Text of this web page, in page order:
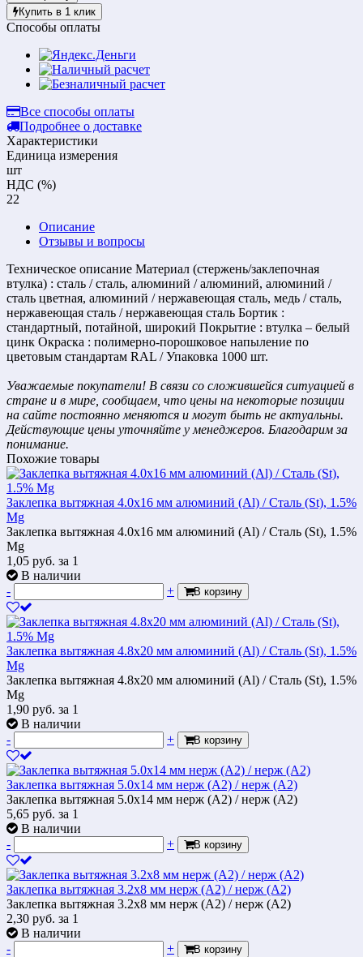
Купить в 1 клик
Способы оплаты
Все способы оплаты
Подробнее о доставке
Характеристики
Единица измерения
шт
НДС (%)
22
Описание
Отзывы и вопросы
Техническое описание Материал (стержень/заклепочная
втулка) : сталь / сталь, алюминий / алюминий, алюминий /
сталь цветная, алюминий / нержавеющая сталь, медь / сталь,
нержавеющая сталь / нержавеющая сталь Бортик :
стандартный, потайной, широкий Покрытие : втулка – белый
цинк Окраска : полимерно-порошковое напыление по
цветовым стандартам RAL / Упаковка 1000 шт.
Уважаемые покупатели! В связи со сложившейся ситуацией в
стране и в мире, сообщаем, что цены на некоторые позиции
на сайте постоянно меняются и могут быть не актуальны.
Действующие цены уточняйте у менеджеров. Благодарим за
понимание.
Похожие товары
Заклепка вытяжная 4.0х16 мм алюминий (Al) / Cталь (St), 1.5%
Mg
Заклепка вытяжная 4.0х16 мм алюминий (Al) / Cталь (St), 1.5%
Mg
1,05 руб. за 1
В наличии
-
+ В корзину
Заклепка вытяжная 4.8х20 мм алюминий (Al) / Cталь (St), 1.5%
Mg
Заклепка вытяжная 4.8х20 мм алюминий (Al) / Cталь (St), 1.5%
Mg
1,90 руб. за 1
В наличии
-
+ В корзину
Заклепка вытяжная 5.0х14 мм нерж (А2) / нерж (А2)
Заклепка вытяжная 5.0х14 мм нерж (А2) / нерж (А2)
5,65 руб. за 1
В наличии
-
+ В корзину
Заклепка вытяжная 3.2х8 мм нерж (А2) / нерж (А2)
Заклепка вытяжная 3.2х8 мм нерж (А2) / нерж (А2)
2,30 руб. за 1
В наличии
-
+ В корзину